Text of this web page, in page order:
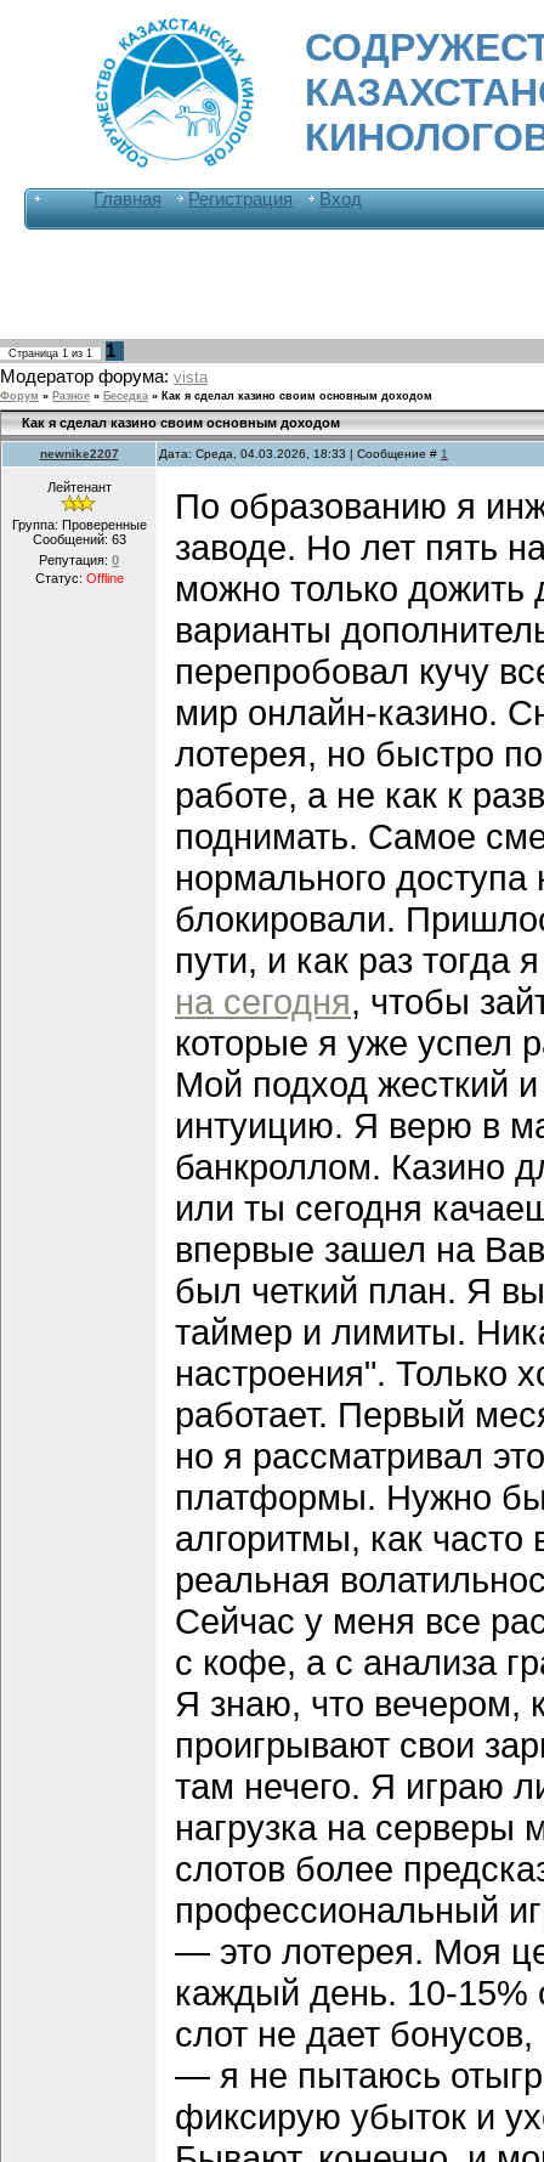
Главная Регистрация Вход
Страница 1 из 1
1
Модератор форума: vista
Форум » Разное » Беседка » Как я сделал казино своим основным доходом
Как я сделал казино своим основным доходом
newnike2207 Дата: Среда, 04.03.2026, 18:33 | Сообщение # 1
Лейтенант
Группа: Проверенные
Сообщений: 63
Репутация: 0
Статус: Offline
По образованию я
заводе. Но лет пять
можно только дожить
варианты
перепробовал кучу
мир онлайн-казино.
лотерея, но быстро
работе, а не как к
поднимать. Самое
нормального
блокировали.
пути, и как раз тогда
на сегодня, чтобы
которые я уже успел
Мой подход жесткий
интуицию. Я верю в
банкроллом. Казино
или ты сегодня
впервые зашел на
был четкий план. Я
таймер и лимиты.
настроения". Только
работает. Первый
но я рассматривал
платформы. Нужно
алгоритмы, как
реальная
Сейчас у меня все
с кофе, а с анализа
Я знаю, что вечером,
проигрывают свои
там нечего. Я играю
нагрузка на серверы
слотов более
профессиональный
— это лотерея. Моя
каждый день. 10-15%
слот не дает
— я не пытаюсь
фиксирую убыток и